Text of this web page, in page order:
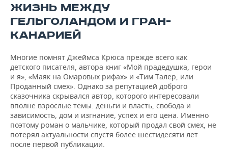
ЖИЗНЬ МЕЖДУ
ГЕЛЬГОЛАНДОМ И ГРАН-
КАНАРИЕЙ
Многие помнят Джеймса Крюса прежде всего как
детского писателя, автора книг «Мой прадедушка, герои
и я», «Маяк на Омаровых рифах» и «Тим Талер, или
Проданный смех». Однако за репутацией доброго
сказочника скрывался автор, которого интересовали
вполне взрослые темы: деньги и власть, свобода и
зависимость, дом и изгнание, успех и его цена. Именно
поэтому роман о мальчике, который продал свой смех, не
потерял актуальности спустя более шестидесяти лет
после первой публикации.